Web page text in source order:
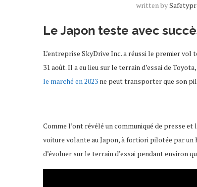
written by
Le Japon teste avec
L’en­tre­prise SkyD­rive Inc. a réussi le premier vol
31 août. Il a eu lieu sur le terrain d’es­sai de
le marché en 2023 ne peut trans­por­ter que son
Comme l’ont révélé un commu­niqué de presse et
voiture volante au Japon, à fortiori pilo­tée par un
d’évo­luer sur le terrain d’es­sai pendant envi­ron